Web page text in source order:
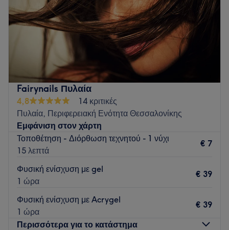
Κυριακή
Κλειστό
Το GlaM hair, nails & beauty saloon είναι ένα κομμωτήριο
που βρίσκεται στη Θεσσαλονίκη.
Το μέρος διαθέτει μια μικρή ομάδα από μέλη του
προσωπικού που φροντίζουν για τους πελάτες.
Τι μας αρέσει στο μέρος
Περιβάλλον: {}
Ειδικεύονται σε: κομμωτική, ομορφιά
Fairynails Πυλαία
4,8
14 κριτικές
Πυλαία, Περιφερειακή Ενότητα Θεσσαλονίκης
Εμφάνιση στον χάρτη
Τοποθέτηση - Διόρθωση τεχνητού - 1 νύχι
15 λεπτά
€ 7
Φυσική ενίσχυση με gel
1 ώρα
€ 39
Φυσική ενίσχυση με Acrygel
1 ώρα
€ 39
Περισσότερα για το κατάστημα